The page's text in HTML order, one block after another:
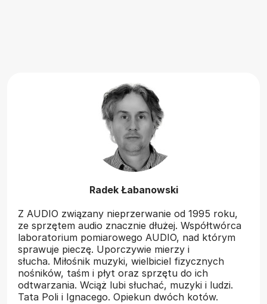
Radek Łabanowski
Z AUDIO związany nieprzerwanie od 1995 roku,
ze sprzętem audio znacznie dłużej. Współtwórca
laboratorium pomiarowego AUDIO, nad którym
sprawuje pieczę. Uporczywie mierzy i
słucha. Miłośnik muzyki, wielbiciel fizycznych
nośników, taśm i płyt oraz sprzętu do ich
odtwarzania. Wciąż lubi słuchać, muzyki i ludzi.
Tata Poli i Ignacego. Opiekun dwóch kotów.